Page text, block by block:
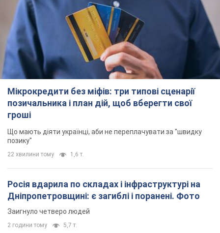
позичальника і план дій, щоб вберегти свої
гроші
Що мають діяти українці, аби не переплачувати за "швидку
позику"
22 хвилини тому 1,6 т.
Росія вдарила по складах і інфраструктурі на
Дніпропетровщині: є загиблі і поранені. Фото
Заигнуло четверо людей
2 години тому 5,7 т.
Зеленський зібрав нараду щодо підготовки
української балістики та антибалістичної
програми FREYJA: які рішення готуються
У Києві розраховують на успішне завершення проєкту FREYJA
годину тому 26,5 т.